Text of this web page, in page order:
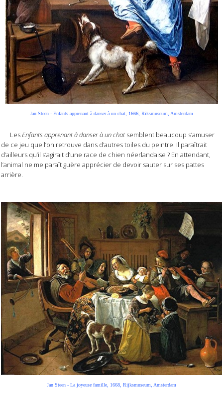
Jan Steen - Enfants apprenant à danser à un chat, 1666, Riksmuseum, Amsterdam
LesEnfants apprenant à danser à un chatsemblent beaucoup s’amuser
de ce jeu que l’on retrouve dans d’autres toiles du peintre. Il paraîtrait
d’ailleurs qu’il s’agirait d’une race de chien néerlandaise ? En attendant,
l’animal ne me paraît guère apprécier de devoir sauter sur ses pattes
arrière.
Jan Steen - La joyeuse famille, 1668, Rijksmuseum, Amsterdam